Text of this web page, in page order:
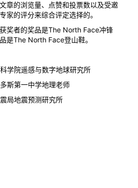
章的浏览量、点赞和投票数以及受邀
家的评分来综合评定选择的。
奖者的奖品是The North Face冲锋
是The North Face登山鞋。
学院遥感与数字地球研究所
斯第一中学地理老师
局地震预测研究所